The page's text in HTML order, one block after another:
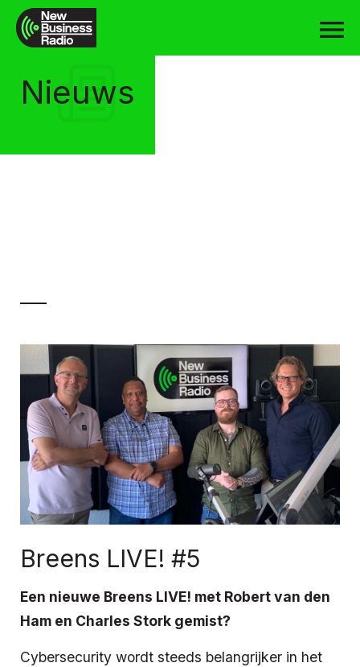
Nieuws
Breens LIVE! #5
Een nieuwe Breens LIVE! met Robert van den
Ham en Charles Stork gemist?
Cybersecurity wordt steeds belangrijker in het